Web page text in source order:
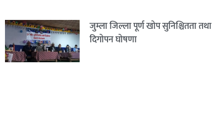
जुम्ला जिल्ला पूर्ण खोप सुनिश्चितता तथा
दिगोपन घोषणा